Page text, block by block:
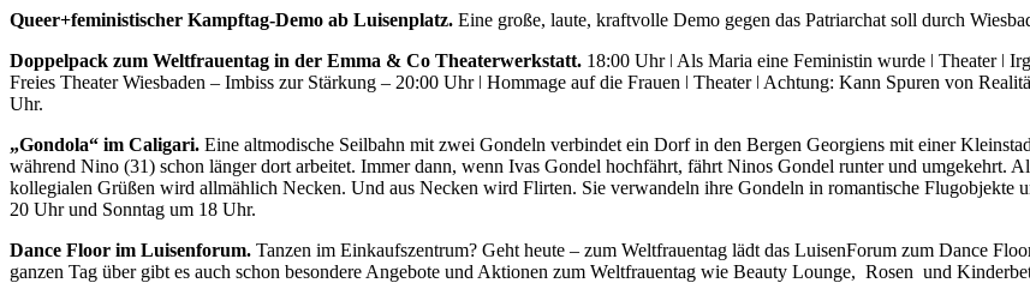
Queer+feministischer Kampftag-Demo ab Luisenplatz. Eine große, laute, kraftvolle Demo gegen das Patriarchat soll durch
Doppelpack zum Weltfrauentag in der Emma & Co Theaterwerkstatt. 18:00 Uhr ǀ Als Maria eine Feministin wurde ǀ Theater ǀ
Freies Theater Wiesbaden – Imbiss zur Stärkung – 20:00 Uhr ǀ Hommage auf die Frauen ǀ Theater ǀ Achtung: Kann Spuren von
Uhr.
„Gondola“ im Caligari. Eine altmodische Seilbahn mit zwei Gondeln verbindet ein Dorf in den Bergen Georgiens mit einer
während Nino (31) schon länger dort arbeitet. Immer dann, wenn Ivas Gondel hochfährt, fährt Ninos Gondel runter und umgekehrt.
kollegialen Grüßen wird allmählich Necken. Und aus Necken wird Flirten. Sie verwandeln ihre Gondeln in romantische Flugobjekte
20 Uhr und Sonntag um 18 Uhr.
Dance Floor im Luisenforum. Tanzen im Einkaufszentrum? Geht heute – zum Weltfrauentag lädt das LuisenForum zum Dance
ganzen Tag über gibt es auch schon besondere Angebote und Aktionen zum Weltfrauentag wie Beauty Lounge, Rosen und